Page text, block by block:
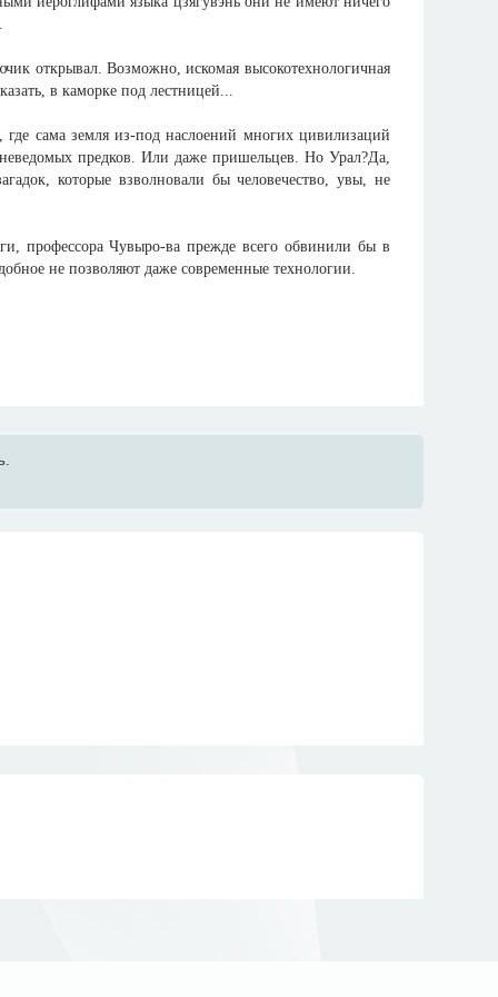
открывал. Возможно, искомая высокотехнологичная
в каморке под лестницей...
сама земля из-под наслоений многих цивилизаций
предков. Или даже пришельцев. Но Урал?Да,
которые взволновали бы человечество, увы, не
профессора Чувыро-ва прежде всего обвинили бы в
не позволяют даже современные технологии.